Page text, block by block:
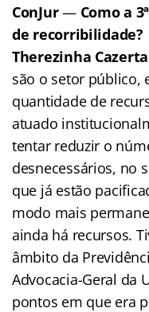
ConJur—Como a
de recorribilidade?
Therezinha Cazerta
são o setor público,
quantidade de
atuado
tentar reduzir o
desnecessários, no
que já estão
modo mais
ainda há recursos.
âmbito da
Advocacia-Geral da
pontos em que era